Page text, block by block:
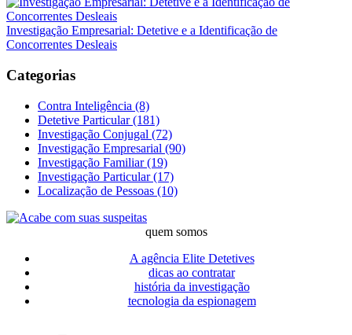
Investigação Empresarial: Detetive e a Identificação de
Concorrentes Desleais
Categorias
Contra Inteligência (8)
Detetive Particular (181)
Investigação Conjugal (72)
Investigação Empresarial (90)
Investigação Familiar (19)
Investigação Particular (17)
Localização de Pessoas (10)
quem somos
A agência Elite Detetives
dicas ao contratar
história da investigação
tecnologia da espionagem